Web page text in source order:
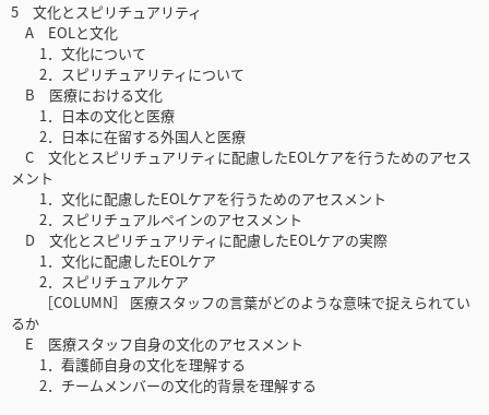
5 文化とスピリチュアリティ
A EOLと文化
1．文化について
2．スピリチュアリティについて
B 医療における文化
1．日本の文化と医療
2．日本に在留する外国人と医療
C 文化とスピリチュアリティに配慮したEOLケアを行うためのアセス
メント
1．文化に配慮したEOLケアを行うためのアセスメント
2．スピリチュアルペインのアセスメント
D 文化とスピリチュアリティに配慮したEOLケアの実際
1．文化に配慮したEOLケア
2．スピリチュアルケア
［COLUMN］ 医療スタッフの言葉がどのような意味で捉えられてい
るか
E 医療スタッフ自身の文化のアセスメント
1．看護師自身の文化を理解する
2．チームメンバーの文化的背景を理解する